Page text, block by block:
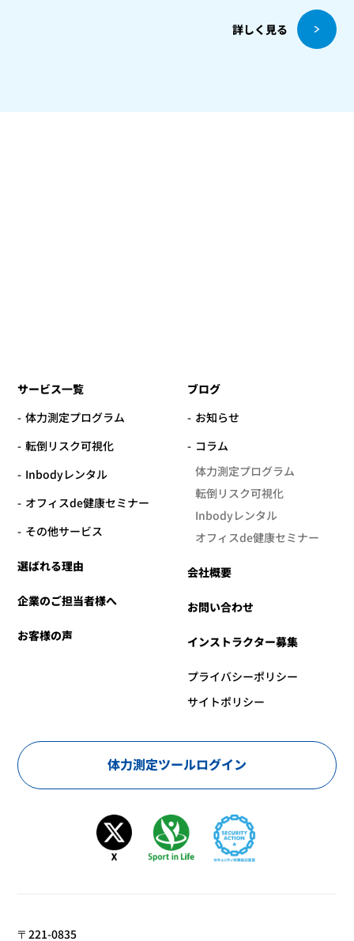
詳しく見る
サービス一覧
体力測定プログラム
転倒リスク可視化
Inbodyレンタル
オフィスde健康セミナー
その他サービス
選ばれる理由
企業のご担当者様へ
お客様の声
ブログ
お知らせ
コラム
体力測定プログラム
転倒リスク可視化
Inbodyレンタル
オフィスde健康セミナー
会社概要
お問い合わせ
インストラクター募集
プライバシーポリシー
サイトポリシー
体力測定ツールログイン
〒221-0835